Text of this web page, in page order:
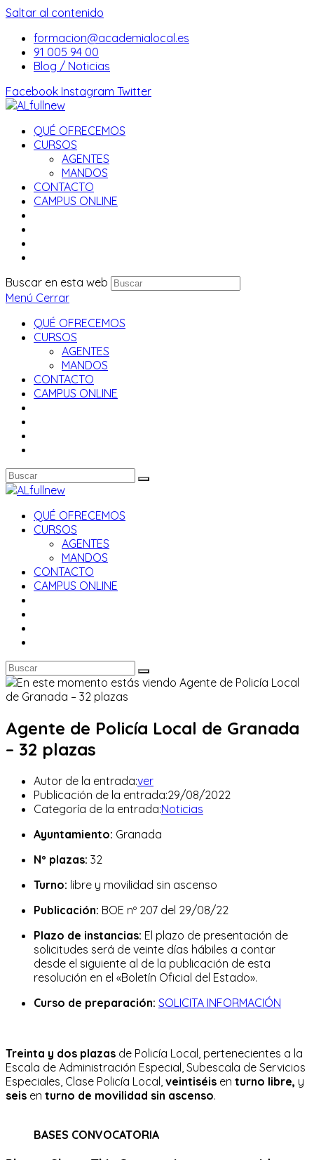
Saltar al contenido
formacion@academialocal.es
91 005 94 00
Blog / Noticias
Facebook Instagram Twitter
QUÉ OFRECEMOS
CURSOS
AGENTES
MANDOS
CONTACTO
CAMPUS ONLINE
Buscar en esta web
Menú Cerrar
QUÉ OFRECEMOS
CURSOS
AGENTES
MANDOS
CONTACTO
CAMPUS ONLINE
QUÉ OFRECEMOS
CURSOS
AGENTES
MANDOS
CONTACTO
CAMPUS ONLINE
Agente de Policía Local de Granada
– 32 plazas
Autor de la entrada:ver
Publicación de la entrada:29/08/2022
Categoría de la entrada:Noticias
Ayuntamiento: Granada
Nº plazas: 32
Turno: libre y movilidad sin ascenso
Publicación: BOE nº 207 del 29/08/22
Plazo de instancias: El plazo de presentación de
solicitudes será de veinte días hábiles a contar
desde el siguiente al de la publicación de esta
resolución en el «Boletín Oficial del Estado».
Curso de preparación: SOLICITA INFORMACIÓN
Treinta y dos plazas de Policía Local, pertenecientes a la
Escala de Administración Especial, Subescala de Servicios
Especiales, Clase Policía Local, veintiséis en turno libre, y
seis en turno de movilidad sin ascenso.
BASES CONVOCATORIA